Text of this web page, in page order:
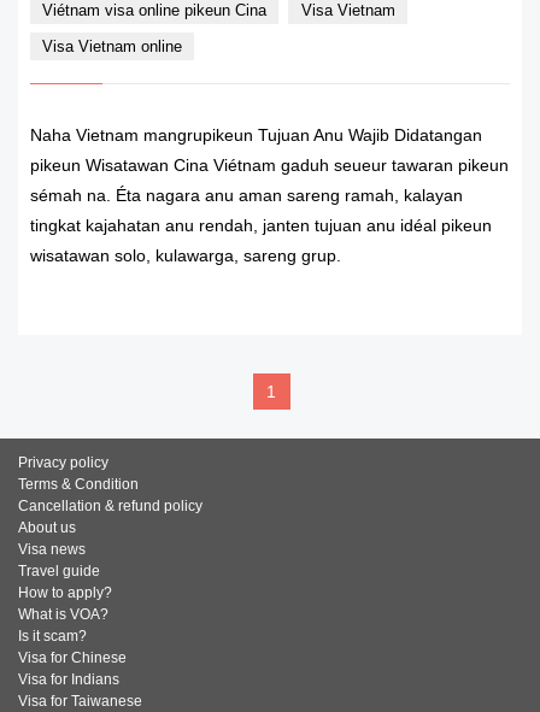
Viétnam visa online pikeun Cina
Visa Vietnam
Visa Vietnam online
Naha Vietnam mangrupikeun Tujuan Anu Wajib Didatangan
pikeun Wisatawan Cina Viétnam gaduh seueur tawaran pikeun
sémah na. Éta nagara anu aman sareng ramah, kalayan
tingkat kajahatan anu rendah, janten tujuan anu idéal pikeun
wisatawan solo, kulawarga, sareng grup.
1
Privacy policy
Terms & Condition
Cancellation & refund policy
About us
Visa news
Travel guide
How to apply?
What is VOA?
Is it scam?
Visa for Chinese
Visa for Indians
Visa for Taiwanese